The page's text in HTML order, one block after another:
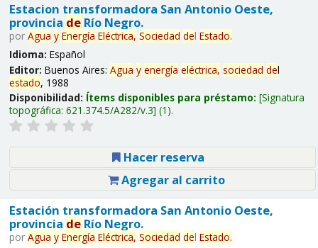
Estacion transformadora San Antonio Oeste,
provincia deRío Negro.
por Agua y Energía Eléctrica, Sociedad del Estado.
Idioma: Español
Editor: Buenos Aires: Agua y energía eléctrica, sociedad del
estado, 1988
Disponibilidad: Ítems disponibles para préstamo: Signatura
topográfica: 621.374.5/A282/v.3 (1).
Hacer reserva
Agregar al carrito
Estación transformadora San Antonio Oeste,
provincia deRío Negro.
por Agua y Energía Eléctrica, Sociedad del Estado.